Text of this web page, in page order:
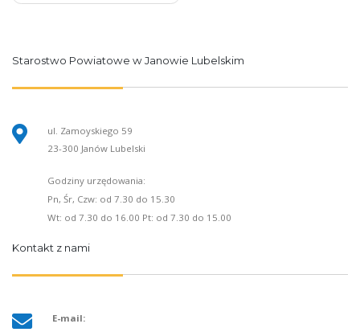
Starostwo Powiatowe w Janowie Lubelskim
ul. Zamoyskiego 59
23-300 Janów Lubelski
Godziny urzędowania:
Pn, Śr, Czw: od 7.30 do 15.30
Wt: od 7.30 do 16.00 Pt: od 7.30 do 15.00
Kontakt z nami
E-mail: